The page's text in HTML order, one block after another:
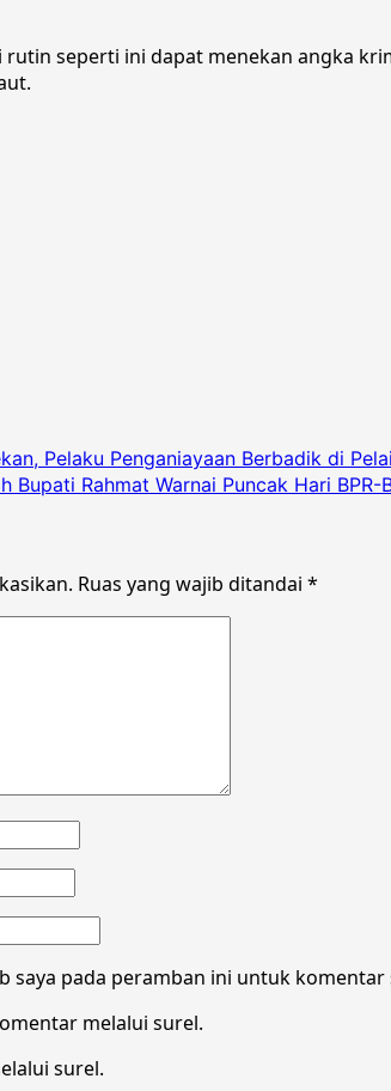
seperti ini dapat menekan angka
Pelaku Penganiayaan Berbadik di
Bupati Rahmat Warnai Puncak Hari BPR-
Ruas yang wajib ditandai *
saya pada peramban ini untuk komentar
melalui surel.
surel.